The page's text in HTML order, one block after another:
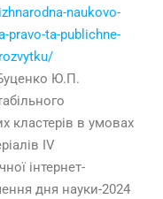
naukovo-
pravo-ta-publichne-
Ю.П.
кластерів в умовах
IV
інтернет-
дня науки-2024